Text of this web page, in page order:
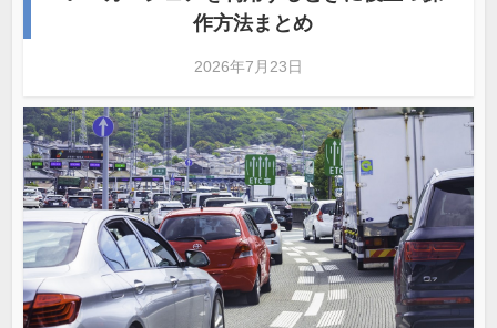
作方法まとめ
2026年7月23日